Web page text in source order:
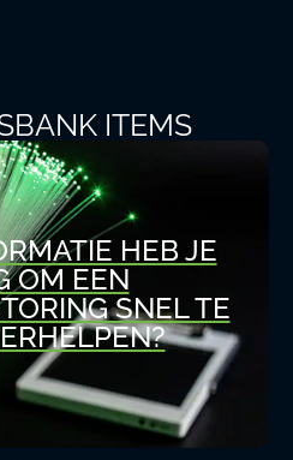
ITEMS
HEB JE
OM EEN
SNEL TE